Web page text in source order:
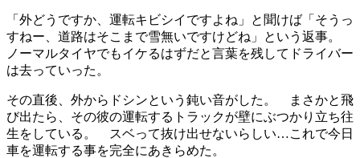
「外どうですか、運転キビシイですよね」と聞けば「そうっ
すねー、道路はそこまで雪無いですけどね」という返事。
ノーマルタイヤでもイケるはずだと言葉を残してドライバー
は去っていった。
その直後、外からドシンという鈍い音がした。 まさかと飛
び出たら、その彼の運転するトラックが壁にぶつかり立ち往
生をしている。 スベって抜け出せないらしい…これで今日
車を運転する事を完全にあきらめた。